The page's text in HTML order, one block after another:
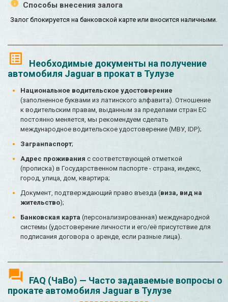
Способы внесения залога
Залог блокируется на банковской карте или вносится наличными.
Необходимые документы на получение
автомобиля Jaguar в прокат в Тулузе
Национальное водительское удостоверение
(заполненное буквами из латинского алфавита). Отношение
к водительским правам, выданным за пределами стран ЕС
постоянно меняется, мы рекомендуем сделать
международное водительское удостоверение (МВУ, IDP);
Загранпаспорт;
Адрес проживания с соответствующей отметкой
(прописка) в Государственном паспорте - страна, индекс,
город, улица, дом, квартира;
Документ, подтверждающий право въезда (виза, вид на
жительство);
Банковская карта (персонализированная) международной
системы (удостоверение личности и его/её присутствие для
подписания договора о аренде, если разные лица).
FAQ (ЧаВо) — Часто задаваемые вопросы о
прокате автомобиля Jaguar в Тулузе